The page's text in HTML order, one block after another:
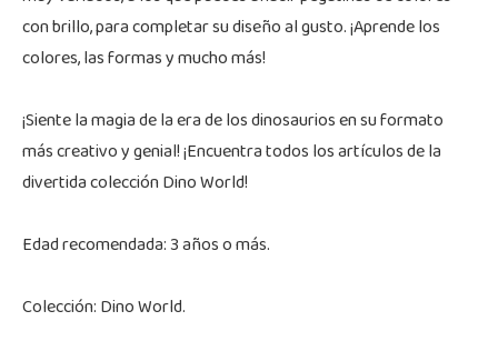
con brillo, para completar su diseño al gusto. ¡Aprende los
colores, las formas y mucho más!
¡Siente la magia de la era de los dinosaurios en su formato
más creativo y genial! ¡Encuentra todos los artículos de la
divertida colección Dino World!
Edad recomendada: 3 años o más.
Colección: Dino World.